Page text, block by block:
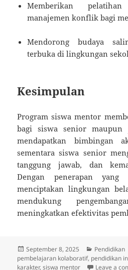
Memberikan
manajemen konflik bagi
Mendorong budaya
terbuka di lingkungan
Kesimpulan
Program siswa mentor
bagi siswa senior
mendapatkan bimbingan
sementara siswa senior
tanggung jawab, dan
Dengan penerapan
menciptakan lingkungan
mendukung
meningkatkan efektivitas
Posted
on
September 8, 2025 Categories
Pendidikan
pembelajaran kolaboratif, pendidikan
karakter,siswa mentor Leave a